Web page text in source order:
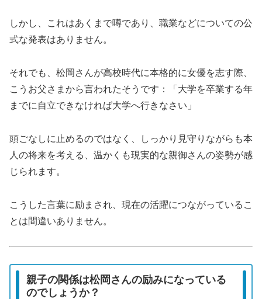
しかし、これはあくまで噂であり、職業などについての公
式な発表はありません。
それでも、松岡さんが高校時代に本格的に女優を志す際、
こうお父さまから言われたそうです：「大学を卒業する年
までに自立できなければ大学へ行きなさい」
頭ごなしに止めるのではなく、しっかり見守りながらも本
人の将来を考える、温かくも現実的な親御さんの姿勢が感
じられます。
こうした言葉に励まされ、現在の活躍につながっているこ
とは間違いありません。
親子の関係は松岡さんの励みになっている
のでしょうか？